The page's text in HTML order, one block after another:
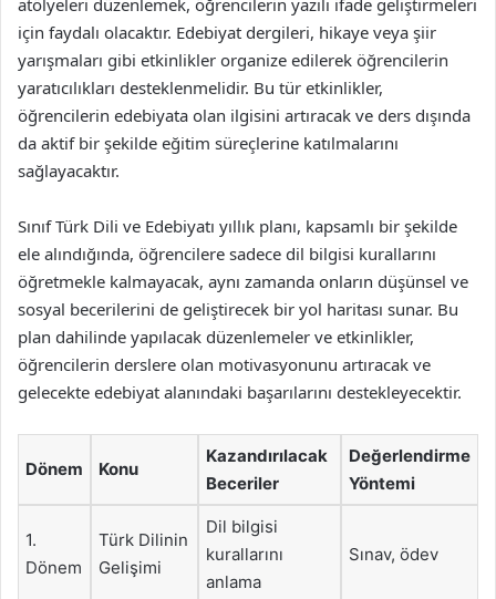
atölyeleri düzenlemek, öğrencilerin yazılı ifade geliştirmeleri
için faydalı olacaktır. Edebiyat dergileri, hikaye veya şiir
yarışmaları gibi etkinlikler organize edilerek öğrencilerin
yaratıcılıkları desteklenmelidir. Bu tür etkinlikler,
öğrencilerin edebiyata olan ilgisini artıracak ve ders dışında
da aktif bir şekilde eğitim süreçlerine katılmalarını
sağlayacaktır.
Sınıf Türk Dili ve Edebiyatı yıllık planı, kapsamlı bir şekilde
ele alındığında, öğrencilere sadece dil bilgisi kurallarını
öğretmekle kalmayacak, aynı zamanda onların düşünsel ve
sosyal becerilerini de geliştirecek bir yol haritası sunar. Bu
plan dahilinde yapılacak düzenlemeler ve etkinlikler,
öğrencilerin derslere olan motivasyonunu artıracak ve
gelecekte edebiyat alanındaki başarılarını destekleyecektir.
Dönem Konu
Kazandırılacak
Beceriler
Değerlendirme
Yöntemi
1.
Dönem
Türk Dilinin
Gelişimi
Dil bilgisi
kurallarını
anlama
Sınav, ödev